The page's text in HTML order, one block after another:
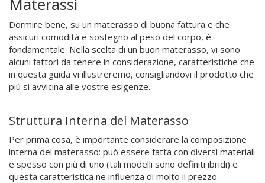
Dormire bene, su un materasso di buona fattura e che
assicuri comodità e sostegno al peso del corpo, è
fondamentale. Nella scelta di un buon materasso, vi sono
alcuni fattori da tenere in considerazione, caratteristiche che
in questa guida vi illustreremo, consigliandovi il prodotto che
più si avvicina alle vostre esigenze.
Struttura Interna del Materasso
Per prima cosa, è importante considerare la composizione
interna del materasso: può essere fatta con diversi materiali
e spesso con più di uno (tali modelli sono definiti ibridi) e
questa caratteristica ne influenza di molto il prezzo.